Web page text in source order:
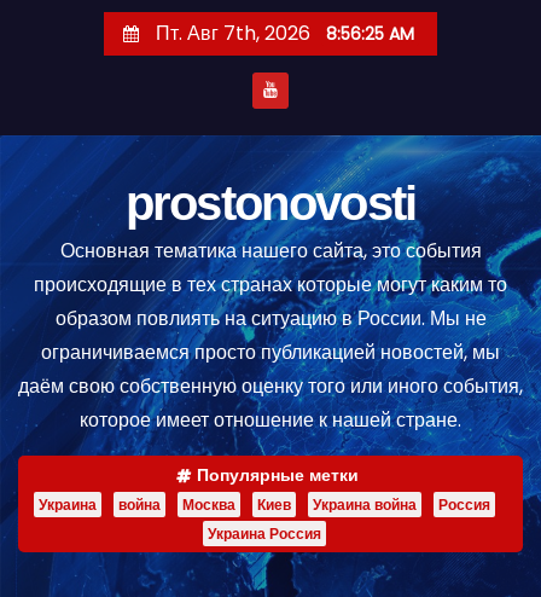
е
р
ж
м
Пт. Авг 7th, 2026 8:56:26 AM
prostonovosti
Основная тематика нашего сайта, это события
происходящие в тех странах которые могут каким то
образом повлиять на ситуацию в России. Мы не
ограничиваемся просто публикацией новостей, мы
даём свою собственную оценку того или иного события,
которое имеет отношение к нашей стране.
Популярные метки
Украина война Москва Киев Украина война
Россия
Украина Россия